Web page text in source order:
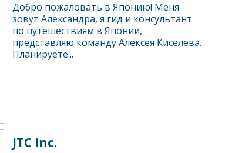
Добро пожаловать в Японию! Меня
зовут Александра, я гид и консультант
по путешествиям в Японии,
представляю команду Алексея Киселёва.
Планируете...
JTC Inc.